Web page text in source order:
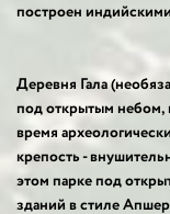
построен
Деревня Гала
под открытым небом,
время
крепость -
этом парке под
зданий в стиле